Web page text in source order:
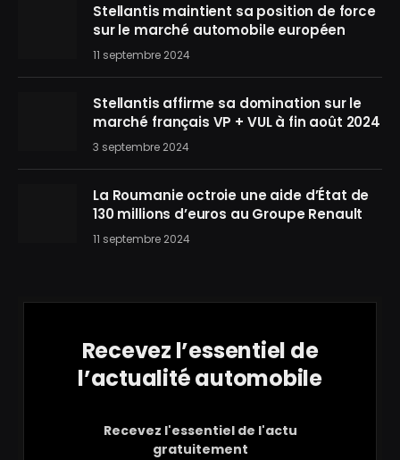
Stellantis maintient sa position de force
sur le marché automobile européen
11 septembre 2024
Stellantis affirme sa domination sur le
marché français VP + VUL à fin août 2024
3 septembre 2024
La Roumanie octroie une aide d’État de
130 millions d’euros au Groupe Renault
11 septembre 2024
Recevez l’essentiel de
l’actualité automobile
Recevez l'essentiel de l'actu
gratuitement